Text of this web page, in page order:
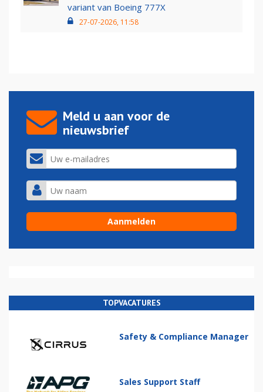
variant van Boeing 777X
27-07-2026, 11:58
Meld u aan voor de
nieuwsbrief
TOPVACATURES
Safety & Compliance Manager
Sales Support Staff